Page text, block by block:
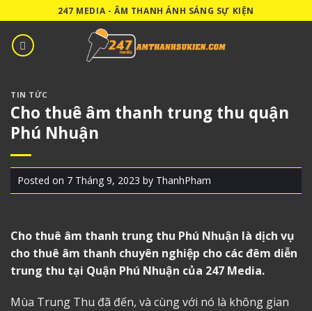
to
content
247 MEDIA - ÂM THANH ÁNH SÁNG SỰ KIỆN
TIN TỨC
Cho thuê âm thanh trung thu quận
Phú Nhuận
Posted on 7 Tháng 9, 2023 by ThanhPham
Cho thuê âm thanh trung thu Phú Nhuận là dịch vụ
cho thuê âm thanh chuyên nghiệp cho các đêm diễn
trung thu tại Quận Phú Nhuận của 247 Media.
Mùa Trung Thu đã đến, và cùng với nó là không gian